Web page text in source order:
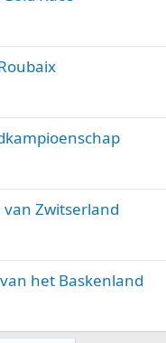
van Zwitserland
het Baskenland